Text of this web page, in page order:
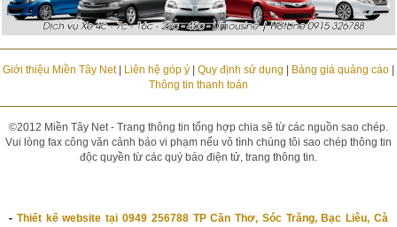
Giới thiệu Miền Tây Net| Liên hệ góp ý| Quy định sử dụng Bảng giá quảng cáo|
Thông tin thanh toán
©2012 Miền Tây Net - Trang thông tin tổng hợp chia sẽ từ các nguồn sao chép.
Vui lòng fax công văn cảnh báo vi phạm nếu vô tình chúng tôi sao chép thông tin
độc quyền từ các quý báo điện tử, trang thông tin.
- Thiết kế website tại 0949 256788 TP Cần Thơ, Sóc Trăng, Bạc Liêu, Cà